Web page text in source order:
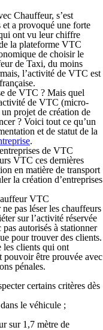
Chauffeur, s’est
et a provoqué une forte
ont vu leur chiffre
la plateforme VTC
de choisir le
de Taxi, du moins
l’activité de VTC est
de VTC ? Mais quel
de VTC (micro-
projet de création de
? Voici tout ce qu’un
et de statut de la
.
de VTC
VTC ces dernières
en matière de transport
la création d’entreprises
VTC
pas léser les chauffeurs
sur l’activité réservée
autorisés à stationner
pour trouver des clients.
les clients qui ont
pouvoir être prouvée avec
pénales.
certains critères dès
le véhicule ;
sur 1,7 mètre de